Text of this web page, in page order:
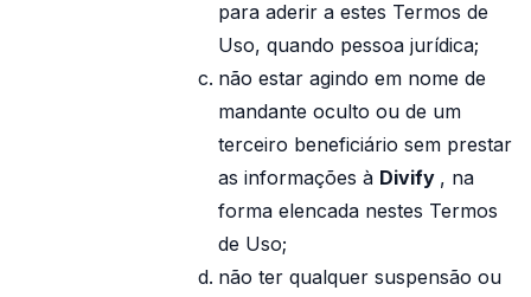
para aderir a estes Termos de
Uso, quando pessoa jurídica;
não estar agindo em nome de
mandante oculto ou de um
terceiro beneficiário sem prestar
as informações à Divify , na
forma elencada nestes Termos
de Uso;
não ter qualquer suspensão ou